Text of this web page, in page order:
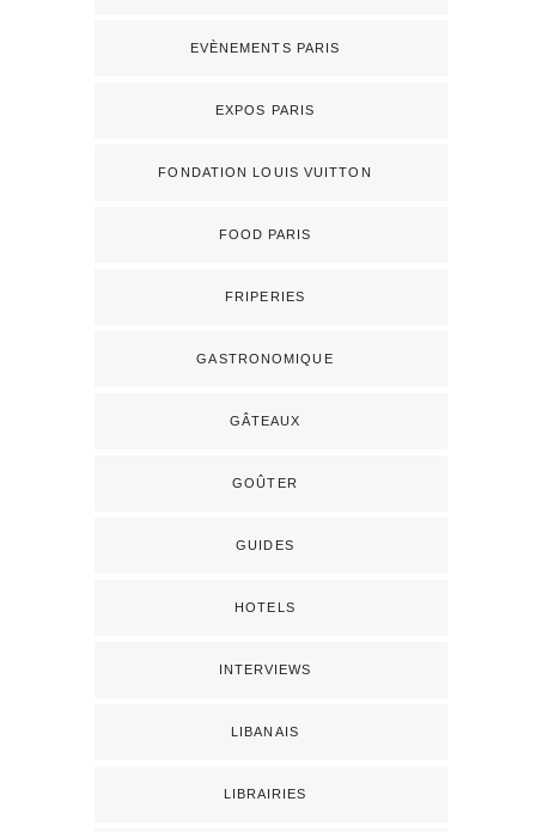
EVÈNEMENTS PARIS
EXPOS PARIS
FONDATION LOUIS VUITTON
FOOD PARIS
FRIPERIES
GASTRONOMIQUE
GÂTEAUX
GOÛTER
GUIDES
HOTELS
INTERVIEWS
LIBANAIS
LIBRAIRIES